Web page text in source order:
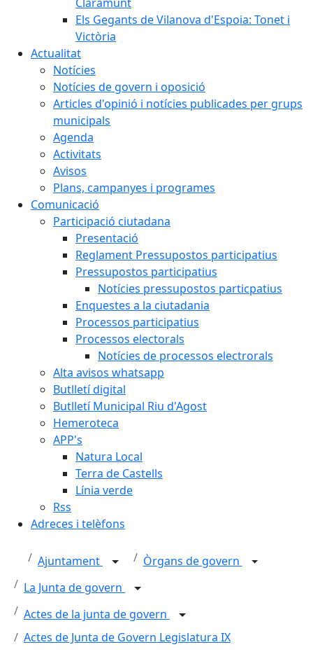
Els Gegants de Vilanova d'Espoia: Tonet i
Victòria
Actualitat
Notícies
Notícies de govern i oposició
Articles d'opinió i notícies publicades per grups
municipals
Agenda
Activitats
Avisos
Plans, campanyes i programes
Comunicació
Participació ciutadana
Presentació
Reglament Pressupostos participatius
Pressupostos participatius
Notícies pressupostos particpatius
Enquestes a la ciutadania
Processos participatius
Processos electorals
Notícies de processos electrorals
Alta avisos whatsapp
Butlletí digital
Butlletí Municipal Riu d'Agost
Hemeroteca
APP's
Natura Local
Terra de Castells
Línia verde
Rss
Adreces i telèfons
Ajuntament
Òrgans de govern
La Junta de govern
Actes de la junta de govern
Actes de Junta de Govern Legislatura IX